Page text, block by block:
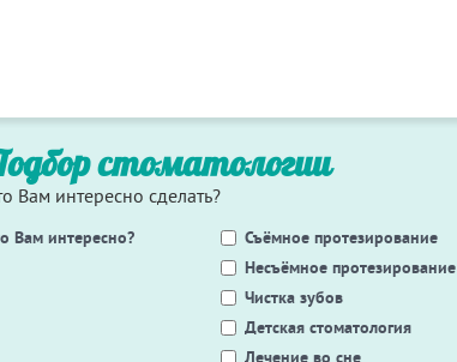
стоматологии
Вам интересно сделать?
Вам интересно? Съёмное протезирование
Несъёмное протезирование
Чистка зубов
Детская стоматология
Лечение во сне